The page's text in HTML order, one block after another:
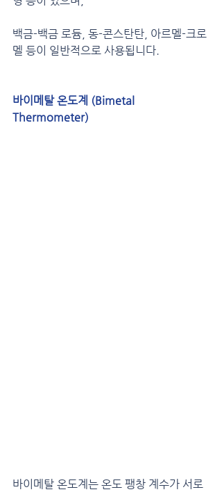
백금-백금 로듐, 동-콘스탄탄, 아르멜-크로
멜 등이 일반적으로 사용됩니다.
바이메탈 온도계 (Bimetal
Thermometer)
바이메탈 온도계는 온도 팽창 계수가 서로